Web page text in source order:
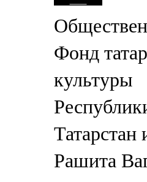
Фонд
культуры
Татарстан
Рашита